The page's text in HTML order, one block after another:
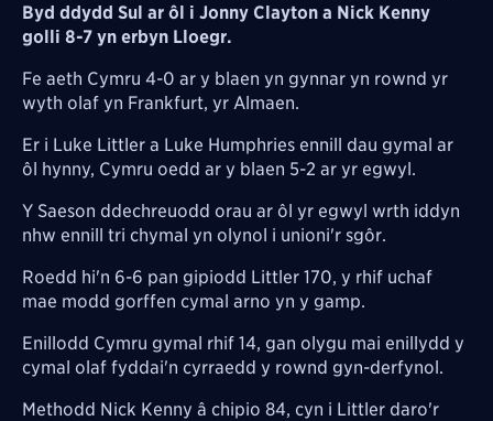
Byd ddydd Sul ar ôl i Jonny Clayton a Nick Kenny
golli 8-7 yn erbyn Lloegr.
Fe aeth Cymru 4-0 ar y blaen yn gynnar yn rownd yr
wyth olaf yn Frankfurt, yr Almaen.
Er i Luke Littler a Luke Humphries ennill dau gymal ar
ôl hynny, Cymru oedd ar y blaen 5-2 ar yr egwyl.
Y Saeson ddechreuodd orau ar ôl yr egwyl wrth iddyn
nhw ennill tri chymal yn olynol i unioni'r sgôr.
Roedd hi'n 6-6 pan gipiodd Littler 170, y rhif uchaf
mae modd gorffen cymal arno yn y gamp.
Enillodd Cymru gymal rhif 14, gan olygu mai enillydd y
cymal olaf fyddai'n cyrraedd y rownd gyn-derfynol.
Methodd Nick Kenny â chipio 84, cyn i Littler daro'r